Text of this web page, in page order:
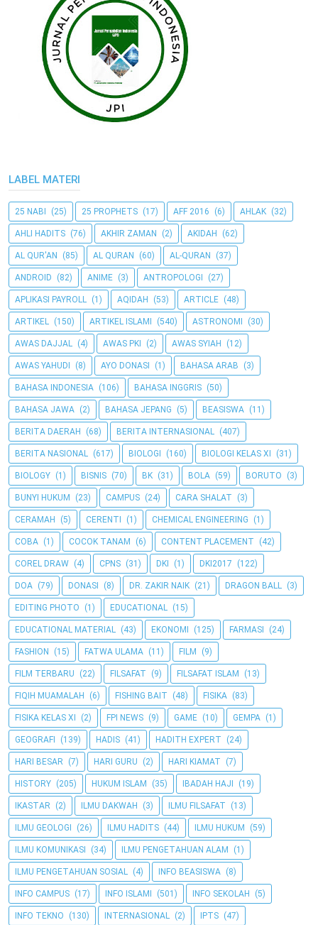
LABEL MATERI
25 NABI (25) 25 PROPHETS (17) AFF 2016 (6) AHLAK (32)
AHLI HADITS (76) AKHIR ZAMAN (2) AKIDAH (62)
AL QUR'AN (85) AL QURAN (60) AL-QURAN (37)
ANDROID (82) ANIME (3) ANTROPOLOGI (27)
APLIKASI PAYROLL (1) AQIDAH (53) ARTICLE (48)
ARTIKEL (150) ARTIKEL ISLAMI (540) ASTRONOMI (30)
AWAS DAJJAL (4) AWAS PKI (2) AWAS SYIAH (12)
AWAS YAHUDI (8) AYO DONASI (1) BAHASA ARAB (3)
BAHASA INDONESIA (106) BAHASA INGGRIS (50)
BAHASA JAWA (2) BAHASA JEPANG (5) BEASISWA (11)
BERITA DAERAH (68) BERITA INTERNASIONAL (407)
BERITA NASIONAL (617) BIOLOGI (160) BIOLOGI KELAS XI (31)
BIOLOGY (1) BISNIS (70) BK (31) BOLA (59) BORUTO (3)
BUNYI HUKUM (23) CAMPUS (24) CARA SHALAT (3)
CERAMAH (5) CERENTI (1) CHEMICAL ENGINEERING (1)
COBA (1) COCOK TANAM (6) CONTENT PLACEMENT (42)
COREL DRAW (4) CPNS (31) DKI (1) DKI2017 (122)
DOA (79) DONASI (8) DR. ZAKIR NAIK (21) DRAGON BALL (3)
EDITING PHOTO (1) EDUCATIONAL (15)
EDUCATIONAL MATERIAL (43) EKONOMI (125) FARMASI (24)
FASHION (15) FATWA ULAMA (11) FILM (9)
FILM TERBARU (22) FILSAFAT (9) FILSAFAT ISLAM (13)
FIQIH MUAMALAH (6) FISHING BAIT (48) FISIKA (83)
FISIKA KELAS XI (2) FPI NEWS (9) GAME (10) GEMPA (1)
GEOGRAFI (139) HADIS (41) HADITH EXPERT (24)
HARI BESAR (7) HARI GURU (2) HARI KIAMAT (7)
HISTORY (205) HUKUM ISLAM (35) IBADAH HAJI (19)
IKASTAR (2) ILMU DAKWAH (3) ILMU FILSAFAT (13)
ILMU GEOLOGI (26) ILMU HADITS (44) ILMU HUKUM (59)
ILMU KOMUNIKASI (34) ILMU PENGETAHUAN ALAM (1)
ILMU PENGETAHUAN SOSIAL (4) INFO BEASISWA (8)
INFO CAMPUS (17) INFO ISLAMI (501) INFO SEKOLAH (5)
INFO TEKNO (130) INTERNASIONAL (2) IPTS (47)